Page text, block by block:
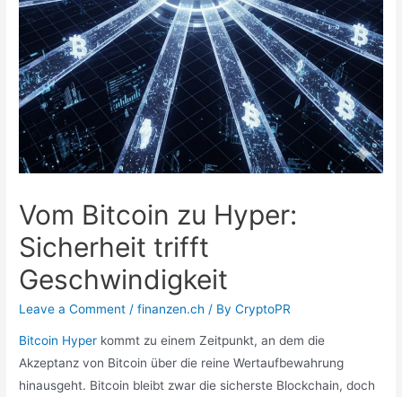
Vom Bitcoin zu Hyper:
Sicherheit trifft
Geschwindigkeit
Leave a Comment /finanzen.ch / ByCryptoPR
Bitcoin Hyper kommt zu einem Zeitpunkt, an dem die
Akzeptanz von Bitcoin über die reine Wertaufbewahrung
hinausgeht. Bitcoin bleibt zwar die sicherste Blockchain, doch